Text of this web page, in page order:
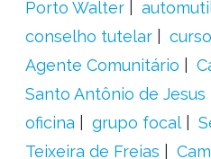
Porto Walter
conselho tutelar
Agente Comunitário
Santo Antônio de Jesus
oficina
grupo focal
Teixeira de Freias